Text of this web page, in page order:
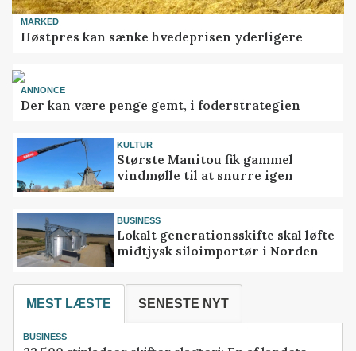
MARKED
Høstpres kan sænke hvedeprisen yderligere
ANNONCE
Der kan være penge gemt, i foderstrategien
KULTUR
Største Manitou fik gammel
vindmølle til at snurre igen
BUSINESS
Lokalt generationsskifte skal løfte
midtjysk siloimportør i Norden
MEST LÆSTE SENESTE NYT
BUSINESS